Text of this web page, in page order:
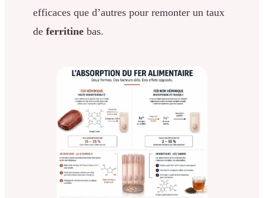
efficaces que d’autres pour remonter un taux
de ferritine bas.